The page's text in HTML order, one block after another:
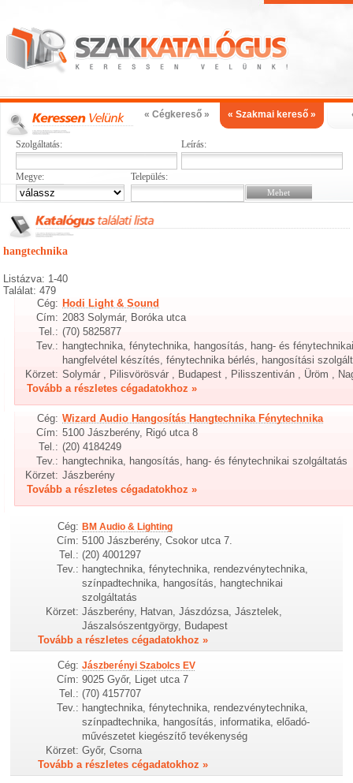
« Cégkereső » « Szakmai kereső »
Szolgáltatás: Leírás:
Megye: Település:
hangtechnika
Listázva: 1-40
Találat: 479
Cég: Hodi Light & Sound
Cím: 2083 Solymár, Boróka utca
Tel.: (70) 5825877
Tev.: hangtechnika, fénytechnika, hangosítás, hang- és
hangfelvétel készítés, fénytechnika bérlés, hangosítási
Körzet: Solymár , Pilisvörösvár , Budapest , Pilisszentiván , Üröm ,
Tovább a részletes cégadatokhoz »
Cég: Wizard Audio Hangosítás Hangtechnika Fénytechnika
Cím: 5100 Jászberény, Rigó utca 8
Tel.: (20) 4184249
Tev.: hangtechnika, hangosítás, hang- és fénytechnikai szolgáltatás
Körzet: Jászberény
Tovább a részletes cégadatokhoz »
Cég: BM Audio & Lighting
Cím: 5100 Jászberény, Csokor utca 7.
Tel.: (20) 4001297
Tev.: hangtechnika, fénytechnika, rendezvénytechnika,
színpadtechnika, hangosítás, hangtechnikai
szolgáltatás
Körzet: Jászberény, Hatvan, Jászdózsa, Jásztelek,
Jászalsószentgyörgy, Budapest
Tovább a részletes cégadatokhoz »
Cég: Jászberényi Szabolcs EV
Cím: 9025 Győr, Liget utca 7
Tel.: (70) 4157707
Tev.: hangtechnika, fénytechnika, rendezvénytechnika,
színpadtechnika, hangosítás, informatika, előadó-
művészetet kiegészítő tevékenység
Körzet: Győr, Csorna
Tovább a részletes cégadatokhoz »